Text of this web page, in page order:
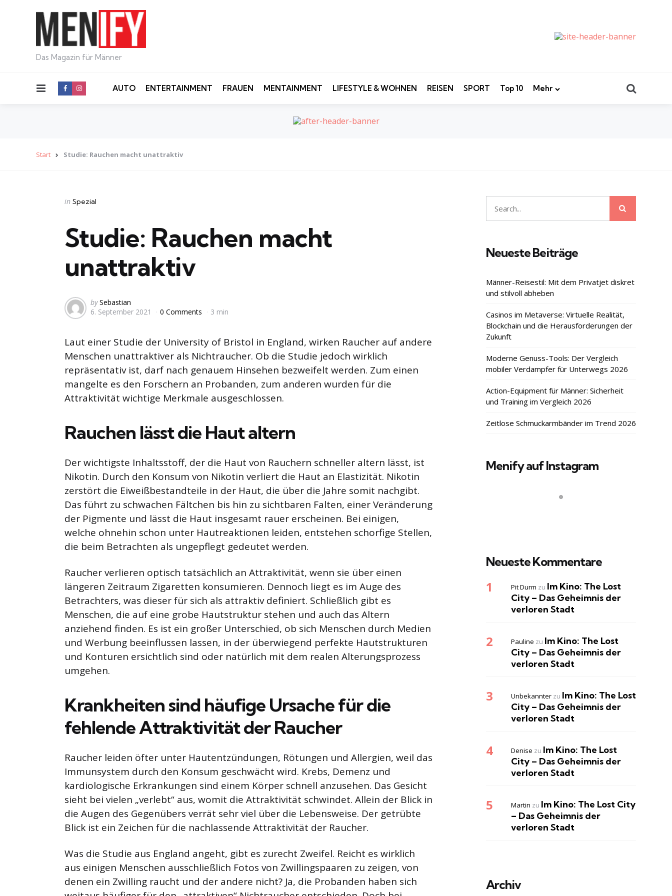
Das Magazin für Männer
Menu AUTO ENTERTAINMENT FRAUEN MENTAINMENT LIFESTYLE & WOHNEN REISEN SPORT Top 10 Mehr
Start Studie: Rauchen macht unattraktiv
Categories
Posted
in Spezial
Studie: Rauchen macht
unattraktiv
Posted
by
by Sebastian
6. September 2021
0 Comments 3 min
Laut einer Studie der University of Bristol in England, wirken Raucher auf andere
Menschen unattraktiver als Nichtraucher. Ob die Studie jedoch wirklich
repräsentativ ist, darf nach genauem Hinsehen bezweifelt werden. Zum einen
mangelte es den Forschern an Probanden, zum anderen wurden für die
Attraktivität wichtige Merkmale ausgeschlossen.
Rauchen lässt die Haut altern
Der wichtigste Inhaltsstoff, der die Haut von Rauchern schneller altern lässt, ist
Nikotin. Durch den Konsum von Nikotin verliert die Haut an Elastizität. Nikotin
zerstört die Eiweißbestandteile in der Haut, die über die Jahre somit nachgibt.
Das führt zu schwachen Fältchen bis hin zu sichtbaren Falten, einer Veränderung
der Pigmente und lässt die Haut insgesamt rauer erscheinen. Bei einigen,
welche ohnehin schon unter Hautreaktionen leiden, entstehen schorfige Stellen,
die beim Betrachten als ungepflegt gedeutet werden.
Raucher verlieren optisch tatsächlich an Attraktivität, wenn sie über einen
längeren Zeitraum Zigaretten konsumieren. Dennoch liegt es im Auge des
Betrachters, was dieser für sich als attraktiv definiert. Schließlich gibt es
Menschen, die auf eine grobe Hautstruktur stehen und auch das Altern
anziehend finden. Es ist ein großer Unterschied, ob sich Menschen durch Medien
und Werbung beeinflussen lassen, in der überwiegend perfekte Hautstrukturen
und Konturen ersichtlich sind oder natürlich mit dem realen Alterungsprozess
umgehen.
Krankheiten sind häufige Ursache für die
fehlende Attraktivität der Raucher
Raucher leiden öfter unter Hautentzündungen, Rötungen und Allergien, weil das
Immunsystem durch den Konsum geschwächt wird. Krebs, Demenz und
kardiologische Erkrankungen sind einem Körper schnell anzusehen. Das Gesicht
sieht bei vielen „verlebt“ aus, womit die Attraktivität schwindet. Allein der Blick in
die Augen des Gegenübers verrät sehr viel über die Lebensweise. Der getrübte
Blick ist ein Zeichen für die nachlassende Attraktivität der Raucher.
Was die Studie aus England angeht, gibt es zurecht Zweifel. Reicht es wirklich
aus einigen Menschen ausschließlich Fotos von Zwillingspaaren zu zeigen, von
denen ein Zwilling raucht und der andere nicht? Ja, die Probanden haben sich
Search
for:
Neueste Beiträge
Männer-Reisestil: Mit dem Privatjet diskret
und stilvoll abheben
Casinos im Metaverse: Virtuelle Realität,
Blockchain und die Herausforderungen der
Zukunft
Moderne Genuss-Tools: Der Vergleich
mobiler Verdampfer für Unterwegs 2026
Action-Equipment für Männer: Sicherheit
und Training im Vergleich 2026
Zeitlose Schmuckarmbänder im Trend 2026
Menify auf Instagram
Neueste Kommentare
Pit Durm zu Im Kino: The Lost
City – Das Geheimnis der
verloren Stadt
Pauline zu Im Kino: The Lost
City – Das Geheimnis der
verloren Stadt
Unbekannter zu Im Kino: The Lost
City – Das Geheimnis der
verloren Stadt
Denise zu Im Kino: The Lost
City – Das Geheimnis der
verloren Stadt
Martin zu Im Kino: The Lost City
– Das Geheimnis der
verloren Stadt
Archiv